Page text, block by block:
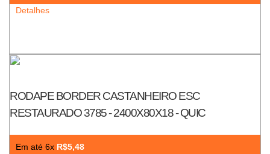
Detalhes
RODAPE BORDER CASTANHEIRO ESC
RESTAURADO 3785 - 2400X80X18 - QUIC
Em até 6x R$5,48